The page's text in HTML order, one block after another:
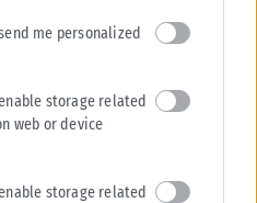
me personalized
storage related
web or device
storage related